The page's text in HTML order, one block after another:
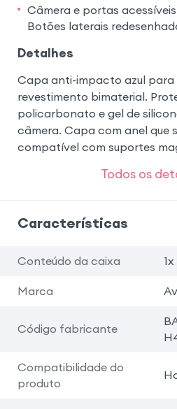
Câmera e portas
Botões laterais
Detalhes
Capa anti-impacto azul para
revestimento bimaterial.
policarbonato e gel de
câmera. Capa com anel que
compatível com suportes
Todos os
Características
Conteúdo da caixa
Marca
Código fabricante
Compatibilidade do
produto